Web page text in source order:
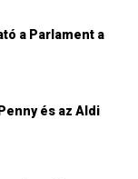
a Parlament a
és az Aldi